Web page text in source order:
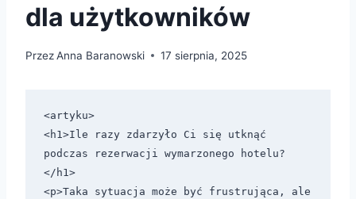
dla użytkowników
PrzezAnna Baranowski 17 sierpnia, 2025
<artyku>
<h1>Ile razy zdarzyło Ci się utknąć
podczas rezerwacji wymarzonego hotelu?
</h1>
<p>Taka sytuacja może być frustrująca, ale